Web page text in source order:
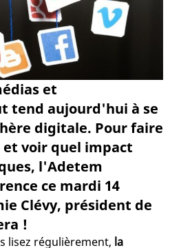
et
tend aujourd'hui à se
digitale. Pour faire
voir quel impact
l'Adetem
ce mardi 14
Clévy, président de
!
lisez régulièrement, la